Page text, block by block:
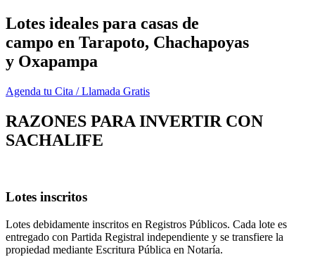
Lotes ideales para casas de
campo en Tarapoto, Chachapoyas
y Oxapampa
Agenda tu Cita / Llamada Gratis
RAZONES PARA INVERTIR CON
SACHALIFE
Lotes inscritos
Lotes debidamente inscritos en Registros Públicos. Cada lote es
entregado con Partida Registral independiente y se transfiere la
propiedad mediante Escritura Pública en Notaría.